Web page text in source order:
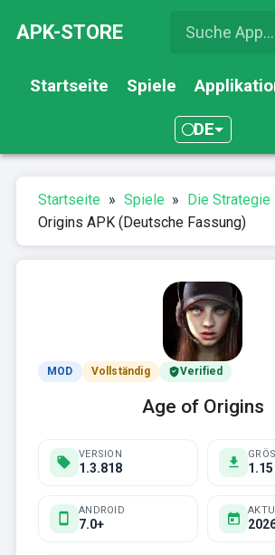
APK-STORE
Startseite Spiele
DE
Startseite » Spiele » Die Strategie
Origins APK (Deutsche Fassung)
MOD Vollständig Verified
Age of Origins
VERSION
1.3.818 1.15
ANDROID
7.0+